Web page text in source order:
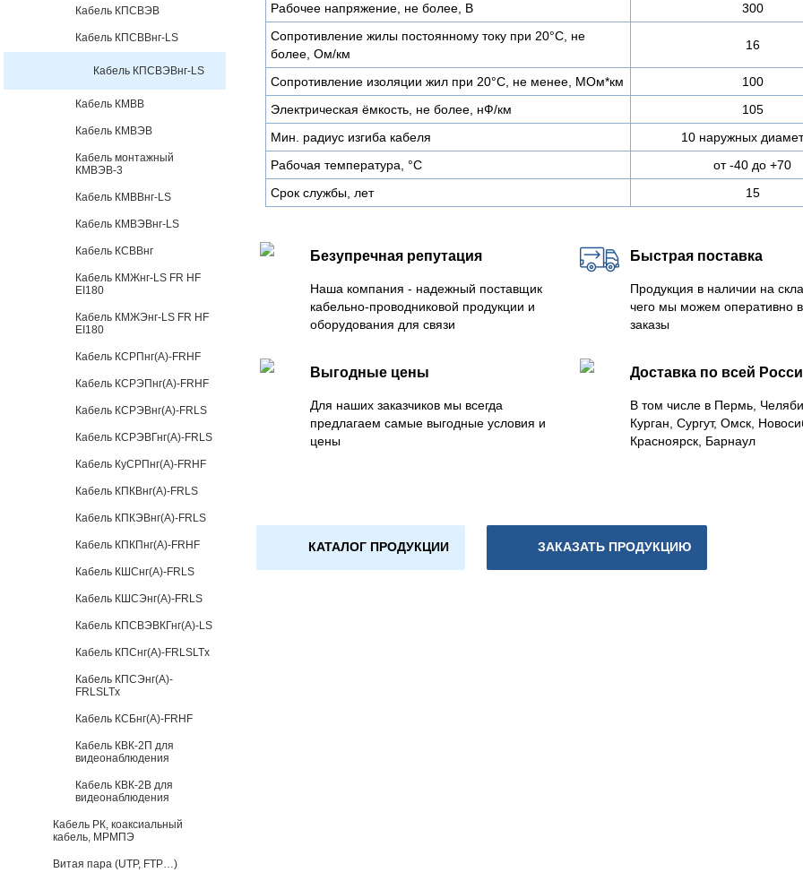
Кабель КПСВЭВ
Кабель КПСВВнг-LS
Кабель КПСВЭВнг-LS
Кабель КМВВ
Кабель КМВЭВ
Кабель монтажный
КМВЭВ-3
Кабель КМВВнг-LS
Кабель КМВЭВнг-LS
Кабель КСВВнг
Кабель КМЖнг-LS FR HF
EI180
Кабель КМЖЭнг-LS FR HF
EI180
Кабель КСРПнг(А)-FRHF
Кабель КСРЭПнг(А)-FRHF
Кабель КСРЭВнг(А)-FRLS
Кабель КСРЭВГнг(А)-FRLS
Кабель КуСРПнг(А)-FRHF
Кабель КПКВнг(А)-FRLS
Кабель КПКЭВнг(А)-FRLS
Кабель КПКПнг(А)-FRHF
Кабель КШСнг(А)-FRLS
Кабель КШСЭнг(А)-FRLS
Кабель КПСВЭВКГнг(А)-LS
Кабель КПСнг(А)-FRLSLTx
Кабель КПСЭнг(А)-
FRLSLTx
Кабель КСБнг(А)-FRHF
Кабель КВК-2П для
видеонаблюдения
Кабель КВК-2В для
видеонаблюдения
Кабель РК, коаксиальный
кабель, МРМПЭ
Витая пара (UTP, FTP…)
Рабочее напряжение, не более, В
300
Сопротивление жилы постоянному току при 20°С, не
более, Ом/км
16
Сопротивление изоляции жил при 20°C, не менее, МОм*км
100
Электрическая ёмкость, не более, нФ/км
105
Мин. радиус изгиба кабеля
10 наружных
Рабочая температура, °С
от -40 до +70
Срок службы, лет
15
Безупречная репутация
Наша компания - надежный поставщик
кабельно-проводниковой продукции и
оборудования для связи
Быстрая поставка
Продукция в наличии на
чего мы можем оперативно
заказы
Выгодные цены
Для наших заказчиков мы всегда
предлагаем самые выгодные условия и
цены
Доставка по всей
В том числе в Пермь,
Курган, Сургут, Омск,
Красноярск, Барнаул
КАТАЛОГ ПРОДУКЦИИ ЗАКАЗАТЬ ПРОДУКЦИЮ